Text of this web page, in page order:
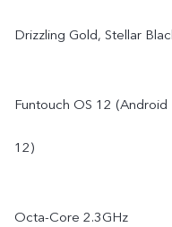
Drizzling Gold, Stellar
Funtouch OS 12 (Android
12)
Octa-Core 2.3GHz